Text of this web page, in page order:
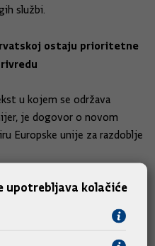
službi.
ostaju prioritetne
u kojem se održava
je dogovor o novom
Europske unije za razdoblje
strukturu od one na koju
da on reflektira političke
upotrebljava kolačiće